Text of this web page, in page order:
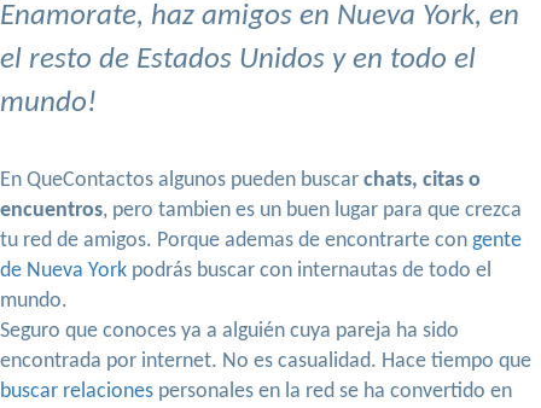
Enamorate, haz amigos en Nueva York, en
el resto de Estados Unidos y en todo el
mundo!
En QueContactos algunos pueden buscar chats, citas o
encuentros, pero tambien es un buen lugar para que crezca
tu red de amigos. Porque ademas de encontrarte con gente
de Nueva York podrás buscar con internautas de todo el
mundo.
Seguro que conoces ya a alguién cuya pareja ha sido
encontrada por internet. No es casualidad. Hace tiempo que
buscar relaciones personales en la red se ha convertido en